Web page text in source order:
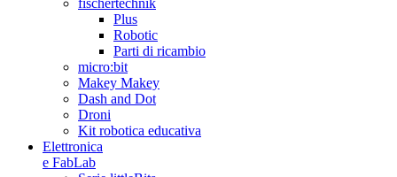
Plus
Robotic
Parti di ricambio
micro:bit
Makey Makey
Dash and Dot
Droni
Kit robotica educativa
Elettronica
e FabLab